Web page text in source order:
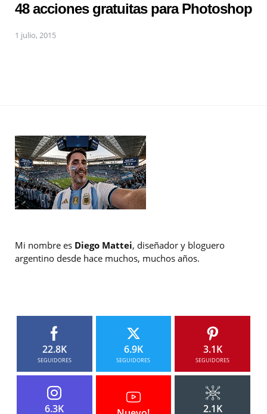
48 acciones gratuitas para Photoshop
1 julio, 2015
Mi nombre es Diego Mattei, diseñador y bloguero
argentino desde hace muchos, muchos años.
22.8K
SEGUIDORES
6.9K
SEGUIDORES
3.1K
SEGUIDORES
6.3K 2.1K